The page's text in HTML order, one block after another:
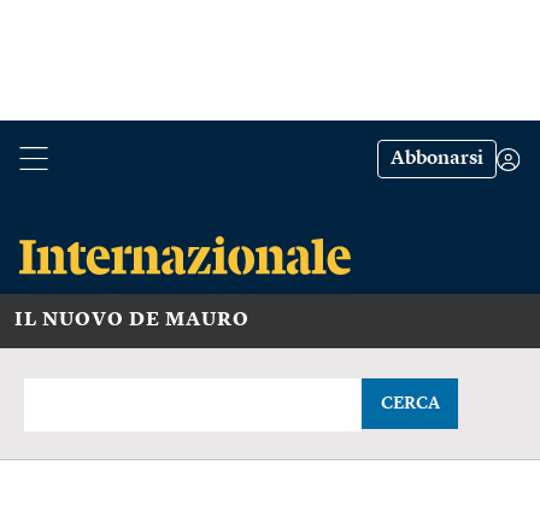
Abbonarsi
IL NUOVO DE MAURO
CERCA